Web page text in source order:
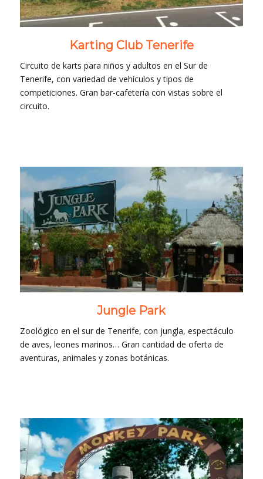
Karting Club Tenerife
Circuito de karts para niños y adultos en el Sur de
Tenerife, con variedad de vehículos y tipos de
competiciones. Gran bar-cafetería con vistas sobre el
circuito.
Jungle Park
Zoológico en el sur de Tenerife, con jungla, espectáculo
de aves, leones marinos… Gran cantidad de oferta de
aventuras, animales y zonas botánicas.